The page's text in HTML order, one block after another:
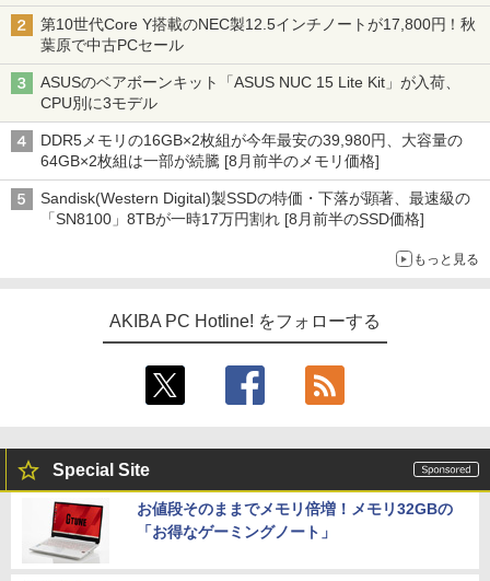
型モニターが9,801円、暑さ指数連動セール ほか
第10世代Core Y搭載のNEC製12.5インチノートが17,800円！秋
葉原で中古PCセール
ASUSのベアボーンキット「ASUS NUC 15 Lite Kit」が入荷、
CPU別に3モデル
DDR5メモリの16GB×2枚組が今年最安の39,980円、大容量の
64GB×2枚組は一部が続騰 [8月前半のメモリ価格]
Sandisk(Western Digital)製SSDの特価・下落が顕著、最速級の
「SN8100」8TBが一時17万円割れ [8月前半のSSD価格]
もっと見る
AKIBA PC Hotline! をフォローする
Special Site
お値段そのままでメモリ倍増！メモリ32GBの
「お得なゲーミングノート」